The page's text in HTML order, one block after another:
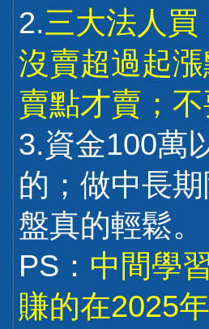
2.三大法人
沒賣超過起
賣點才賣；
3.資金100萬
的；做中長
盤真的輕鬆。
PS： 中間學
賺的在2025